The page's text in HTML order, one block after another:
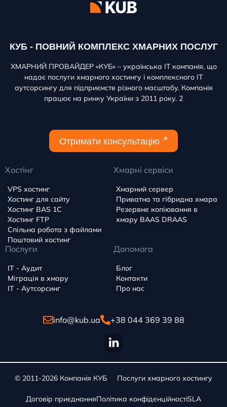
КУБ - ПОВНИЙ КОМПЛЕКС ХМАРНИХ ПОСЛУГ
ХМАРНИЙ ПРОВАЙДЕР «КУБ» – українська ІТ компанія, що
надає послуги хмарного хостингу і комплексного ІТ
аутсорсингу для підприємств різного масштабу. Компанія
працює на ринку України з 2011 року. 2
Отримати консультацію
Хостінг
VPS хостинг
Хостинг для сайту
Хостинг BAS 1C
Хостинг FTP
Спільна робота з файлами
Поштовий хостинг
Хмарні сервіси
Хмарний сервер
Приватна та гібридна хмара
Резервне копіювання в
хмару BAAS DRAAS
Послуги
IT - Аудит
Міграція в хмару
IT - Аутсорсинг
Допомога
Блог
Контакти
Про нас
info@kub.ua +38 044 369 39 88
© 2011-2026 Компанія КУБ Послуги хмарного хостингу
Договір приєднанняПолітика конфіденційностіSLA